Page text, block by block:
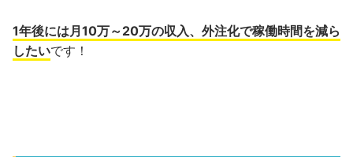
1年後には月10万～20万の収入、外注化で稼働時間を減ら
したいです！